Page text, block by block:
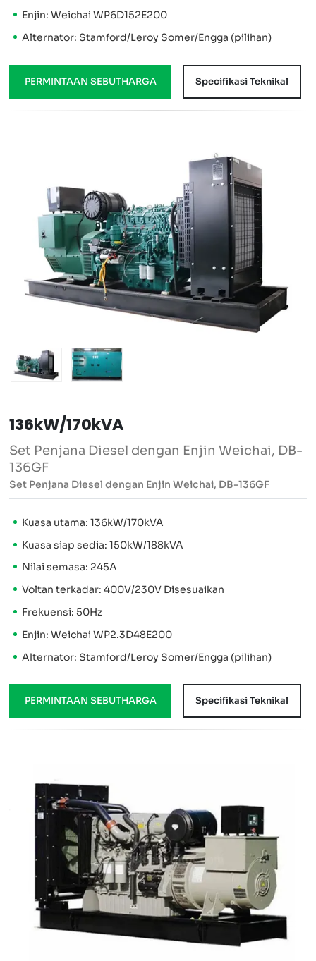
Enjin: Weichai WP6D152E200
Alternator: Stamford/Leroy Somer/Engga (pilihan)
PERMINTAAN SEBUTHARGA Specifikasi Teknikal
136kW/170kVA
Set Penjana Diesel dengan Enjin Weichai, DB-
136GF
Set Penjana Diesel dengan Enjin Weichai, DB-136GF
Kuasa utama: 136kW/170kVA
Kuasa siap sedia: 150kW/188kVA
Nilai semasa: 245A
Voltan terkadar: 400V/230V Disesuaikan
Frekuensi: 50Hz
Enjin: Weichai WP2.3D48E200
Alternator: Stamford/Leroy Somer/Engga (pilihan)
PERMINTAAN SEBUTHARGA Specifikasi Teknikal